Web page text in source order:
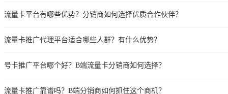
流量卡平台有哪些优势？分销商如何选择优质合作伙伴？
流量卡推广代理平台适合哪些人群？有什么优势？
号卡推广平台哪个好？B端流量卡分销商如何选择？
流量卡推广靠谱吗？B端分销商如何抓住这个商机？